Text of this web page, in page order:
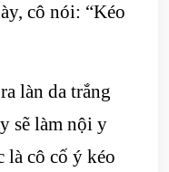
cô nói: “Kéo
làn da trắng
sẽ làm nội y
là cô cố ý kéo